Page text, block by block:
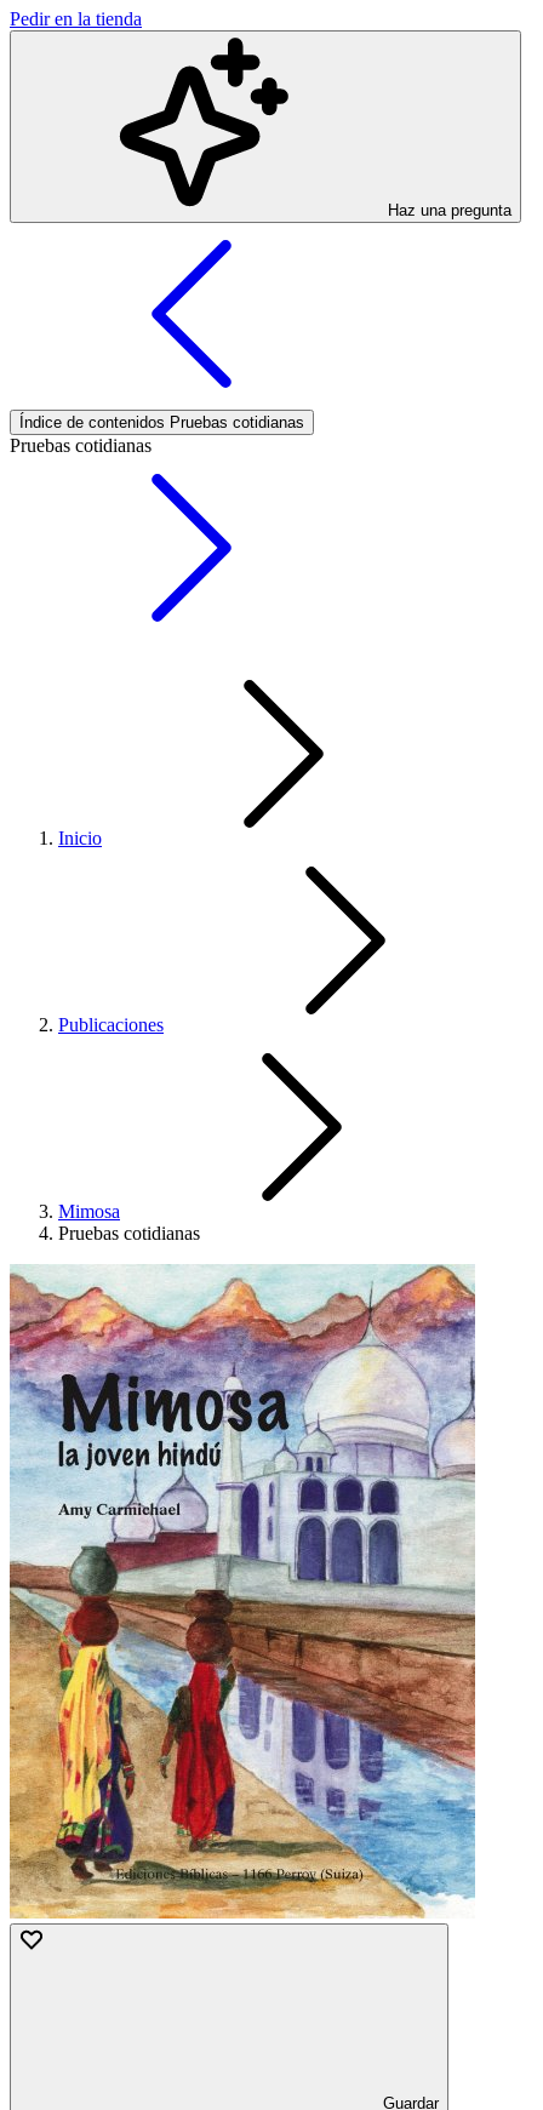
Pedir en la tienda
Haz una pregunta
Índice de contenidos Pruebas cotidianas
Pruebas cotidianas
Inicio
Publicaciones
Mimosa
Pruebas cotidianas
Guardar